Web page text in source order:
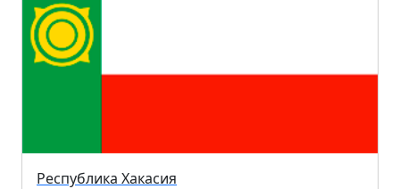
Республика Хакасия